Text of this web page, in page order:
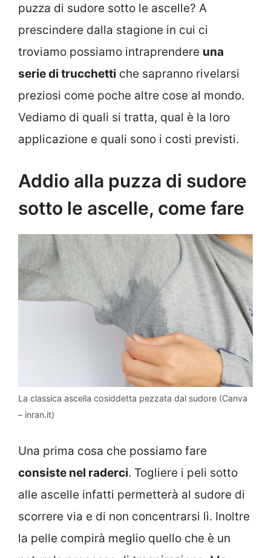
puzza di sudore sotto le ascelle? A
prescindere dalla stagione in cui ci
troviamo possiamo intraprendere una
serie di trucchetti che sapranno rivelarsi
preziosi come poche altre cose al mondo.
Vediamo di quali si tratta, qual è la loro
applicazione e quali sono i costi previsti.
Addio alla puzza di sudore
sotto le ascelle, come fare
La classica ascella cosiddetta pezzata dal sudore (Canva
– inran.it)
Una prima cosa che possiamo fare
consiste nel raderci. Togliere i peli sotto
alle ascelle infatti permetterà al sudore di
scorrere via e di non concentrarsi lì. Inoltre
la pelle compirà meglio quello che è un